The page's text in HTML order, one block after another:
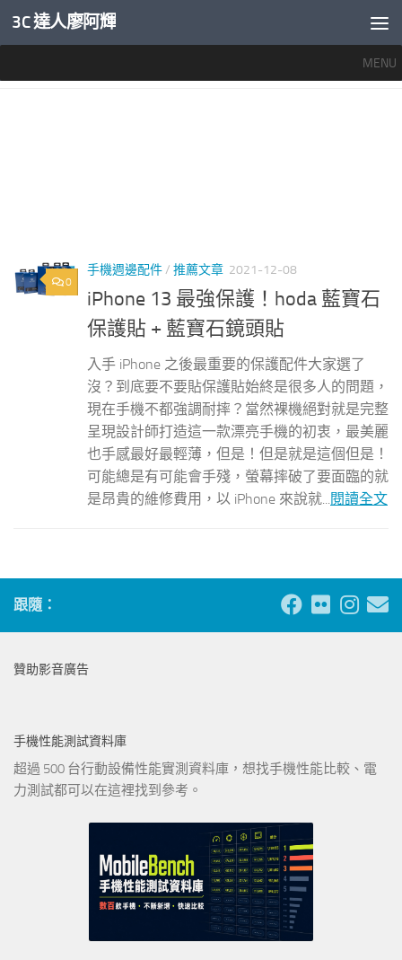
內文下方
3C 達人廖阿輝
MENU
0
手機週邊配件/ 推薦文章 2021-12-08
iPhone 13 最強保護！hoda 藍寶石
保護貼 + 藍寶石鏡頭貼
入手 iPhone 之後最重要的保護配件大家選了
沒？到底要不要貼保護貼始終是很多人的問題，
現在手機不都強調耐摔？當然裸機絕對就是完整
呈現設計師打造這一款漂亮手機的初衷，最美麗
也手感最好最輕薄，但是！但是就是這個但是！
可能總是有可能會手殘，螢幕摔破了要面臨的就
是昂貴的維修費用，以 iPhone 來說就...閱讀全文
跟隨：
贊助影音廣告
手機性能測試資料庫
超過 500 台行動設備性能實測資料庫，想找手機性能比較、電
力測試都可以在這裡找到參考。